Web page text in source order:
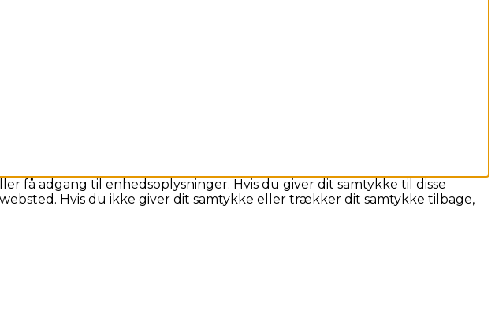
få adgang til enhedsoplysninger. Hvis du giver dit samtykke til disse
Hvis du ikke giver dit samtykke eller trækker dit samtykke tilbage,